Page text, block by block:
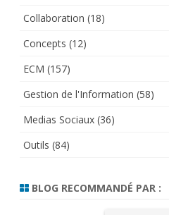
Collaboration (18)
Concepts (12)
ECM (157)
Gestion de l'Information (58)
Medias Sociaux (36)
Outils (84)
BLOG RECOMMANDÉ PAR :